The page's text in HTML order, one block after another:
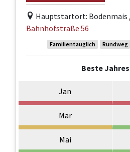
Hauptstartort: Bodenmais
Bahnhofstraße 56
Familientauglich Rundweg
Beste
Jan
Mär
Mai